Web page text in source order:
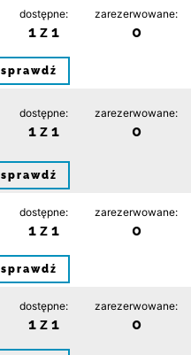
dostępne:
1 z 1
zarezerwowane:
0
sprawdź
dostępne:
1 z 1
zarezerwowane:
0
sprawdź
dostępne:
1 z 1
zarezerwowane:
0
sprawdź
dostępne:
1 z 1
zarezerwowane:
0